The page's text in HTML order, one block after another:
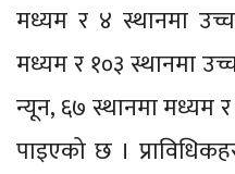
मध्यम र ४ स्थानमा
मध्यम र १०३ स्थानमा
न्यून, ६७ स्थानमा मध्यम र
पाइएको छ ।